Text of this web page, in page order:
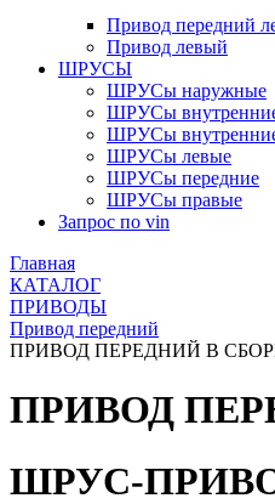
Привод передний
Привод левый
ШРУСЫ
ШРУСы наружные
ШРУСы
ШРУСы
ШРУСы левые
ШРУСы передние
ШРУСы правые
Запрос по vin
Главная
КАТАЛОГ
ПРИВОДЫ
Привод передний
ПРИВОД ПЕРЕДНИЙ В
ПРИВОД
ШРУС-ПРИВОД